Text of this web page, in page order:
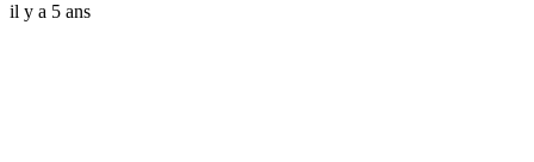
il y a 5 ans